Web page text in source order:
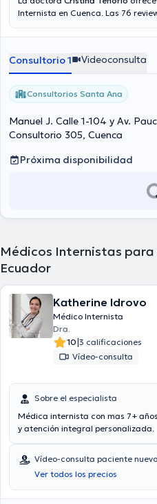
Internista en Cuenca. Las 76
Consulta privada son aceptadas.
Consultorio 1 Videoconsulta
Consultorios Santa Ana
Manuel J. Calle 1-104 y Av.
Consultorio 305, Cuenca
Próxima disponibilidad
Médicos Internistas
Ecuador
Katherine Idrovo
Médico Internista
Dra.
10|3 calificaciones
Vídeo-consulta
Sobre el especialista
Médica internista con mas 7+ años de experiencia, enfoque humano
y atención integral personalizada.
Vídeo-consulta paciente nuevo
Ver todos los precios